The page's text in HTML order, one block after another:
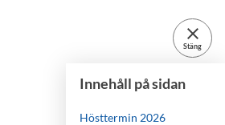
close
Stäng
Innehåll på sidan
Hösttermin 2026